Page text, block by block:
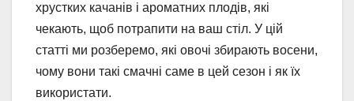
хрустких качанів і ароматних плодів, які
чекають, щоб потрапити на ваш стіл. У цій
статті ми розберемо, які овочі збирають восени,
чому вони такі смачні саме в цей сезон і як їх
використати.